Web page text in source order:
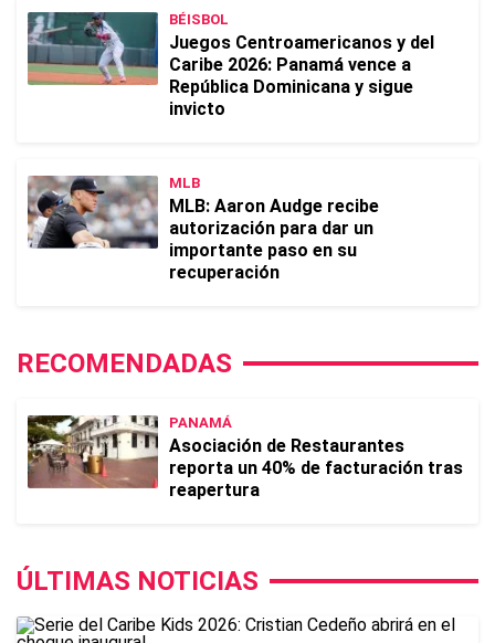
BÉISBOL
Juegos Centroamericanos y del
Caribe 2026: Panamá vence a
República Dominicana y sigue
invicto
MLB
MLB: Aaron Audge recibe
autorización para dar un
importante paso en su
recuperación
RECOMENDADAS
PANAMÁ
Asociación de Restaurantes
reporta un 40% de facturación tras
reapertura
ÚLTIMAS NOTICIAS